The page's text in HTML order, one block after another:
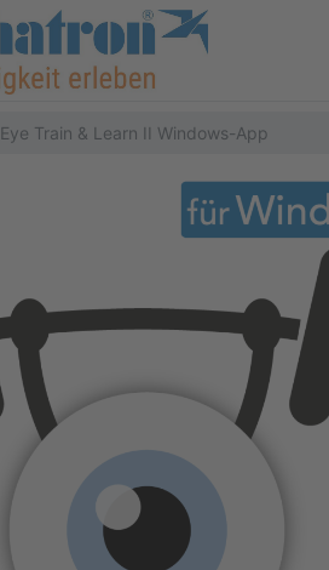
Eye Train & Learn II Windows-App